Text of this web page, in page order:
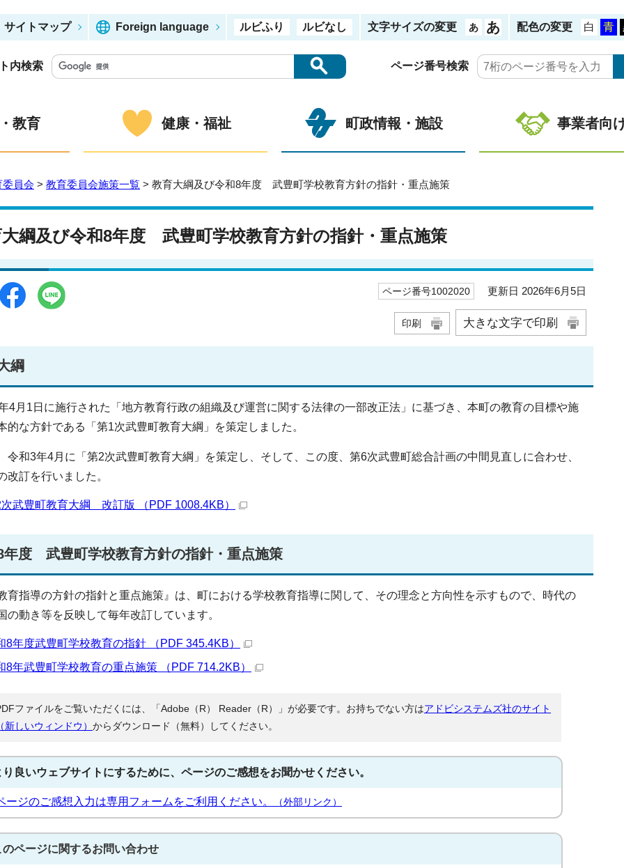
サイトマップ Foreign language ルビふり ルビなし 文字サイズの変更 配色の変更
内検索 ページ番号検索
教育 健康・福祉 町政情報・施設 事業者向
委員会 > 教育委員会施策一覧 > 教育大綱及び令和8年度 武豊町学校教育方針の指針・重点施策
綱及び令和8年度 武豊町学校教育方針の指針・重点施策
ページ番号1002020 更新日 2026年6月5日
印刷 大きな文字で印刷
綱
4月1日に施行された「地方教育行政の組織及び運営に関する法律の一部改正法」に基づき、本町の教育の目標や施
的な方針である「第1次武豊町教育大綱」を策定しました。
令和3年4月に「第2次武豊町教育大綱」を策定し、そして、この度、第6次武豊町総合計画の中間見直しに合わせ、
改訂を行いました。
武豊町教育大綱 改訂版 （PDF 1008.4KB）
年度 武豊町学校教育方針の指針・重点施策
育指導の方針の指針と重点施策』は、町における学校教育指導に関して、その理念と方向性を示すもので、時代の
の動き等を反映して毎年改訂しています。
8年度武豊町学校教育の指針 （PDF 345.4KB）
8年武豊町学校教育の重点施策 （PDF 714.2KB）
ファイルをご覧いただくには、「Adobe（R） Reader（R）」が必要です。お持ちでない方はアドビシステムズ社のサイト
新しいウィンドウ） からダウンロード（無料）してください。
り良いウェブサイトにするために、ページのご感想をお聞かせください。
ージのご感想入力は専用フォームをご利用ください。 （外部リンク）
のページに関するお問い合わせ